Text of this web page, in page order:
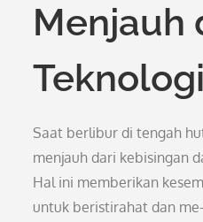
Menjauh
Teknologi
Saat berlibur di tengah
menjauh dari kebisingan
Hal ini memberikan
untuk beristirahat dan